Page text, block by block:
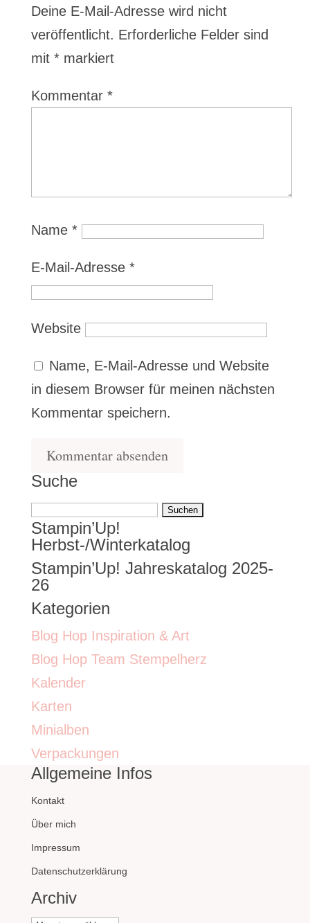
Deine E-Mail-Adresse wird nicht
veröffentlicht. Erforderliche Felder sind
mit *markiert
Kommentar *
Name *
E-Mail-Adresse *
Website
Name, E-Mail-Adresse und Website
in diesem Browser für meinen nächsten
Kommentar speichern.
Suche
Suchen
nach:
Stampin’Up!
Herbst-/Winterkatalog
Stampin’Up! Jahreskatalog 2025-
26
Kategorien
Blog Hop Inspiration & Art
Blog Hop Team Stempelherz
Kalender
Karten
Minialben
Verpackungen
Allgemeine Infos
Kontakt
Über mich
Impressum
Datenschutzerklärung
Archiv